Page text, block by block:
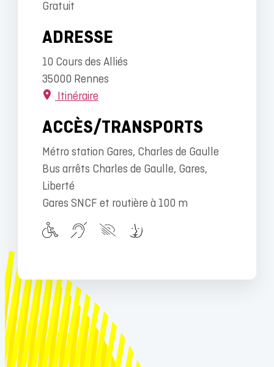
Gratuit
ADRESSE
10 Cours des Alliés
35000 Rennes
Itinéraire
ACCÈS/TRANSPORTS
Métro station Gares, Charles de Gaulle
Bus arrêts Charles de Gaulle, Gares,
Liberté
Gares SNCF et routière à 100 m